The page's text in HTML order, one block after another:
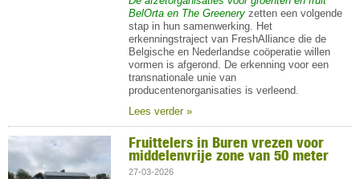
BelOrta en The Greeneryzetten een volgende
stap in hun samenwerking. Het
erkenningstraject van FreshAlliance die de
Belgische en Nederlandse coöperatie willen
vormen is afgerond. De erkenning voor een
transnationale unie van
producentenorganisaties is verleend.
Lees verder »
Fruittelers in Buren vrezen voor
middelenvrije zone van 50 meter
27-03-2026